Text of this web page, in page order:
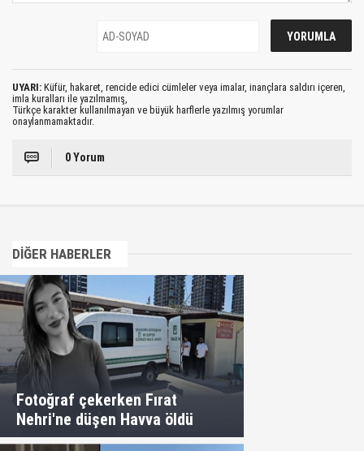
UYARI: Küfür, hakaret, rencide edici cümleler veya imalar, inançlara saldırı içeren,
imla kuralları ile yazılmamış,
Türkçe karakter kullanılmayan ve büyük harflerle yazılmış yorumlar
onaylanmamaktadır.
0 Yorum
DİĞER HABERLER
Fotoğraf çekerken Fırat
Nehri'ne düşen Havva öldü